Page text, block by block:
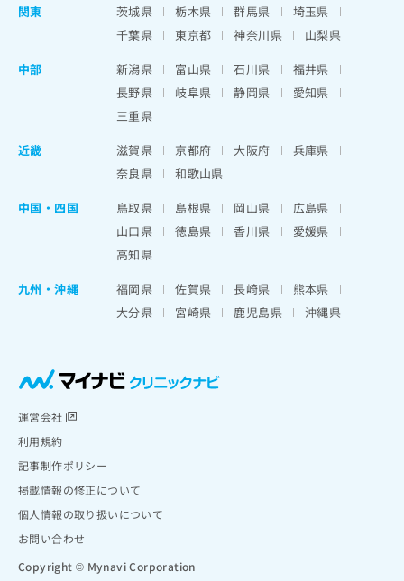
関東
茨城県 栃木県 群馬県
埼玉県
千葉県
東京都 神奈川県
山梨県
中部
新潟県 富山県 石川県
福井県
長野県
岐阜県 静岡県
愛知県
三重県
近畿
滋賀県 京都府 大阪府
兵庫県
奈良県
和歌山県
中国・四国
鳥取県 島根県 岡山県
広島県
山口県
徳島県 香川県
愛媛県
高知県
九州・沖縄
福岡県 佐賀県 長崎県
熊本県
大分県
宮崎県 鹿児島県 沖縄県
運営会社
利用規約
記事制作ポリシー
掲載情報の修正について
個人情報の取り扱いについて
お問い合わせ
Copyright © Mynavi Corporation